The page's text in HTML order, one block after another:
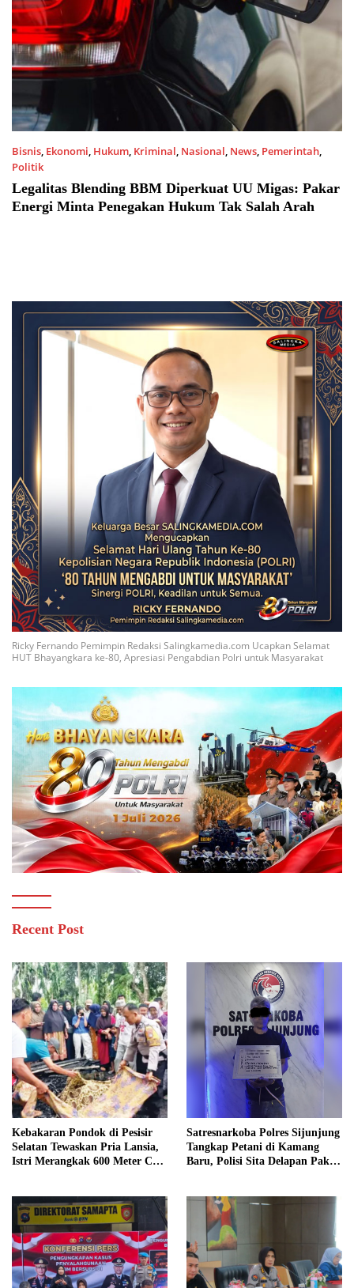
Bisnis, Ekonomi, Hukum, Kriminal, Nasional, News, Pemerintah,
Politik
20/04/2025 4:25 PM
Legalitas Blending BBM Diperkuat UU Migas: Pakar
Energi Minta Penegakan Hukum Tak Salah Arah
Ricky Fernando Pemimpin Redaksi Salingkamedia.com Ucapkan Selamat
HUT Bhayangkara ke-80, Apresiasi Pengabdian Polri untuk Masyarakat
Recent Post
Kebakaran Pondok di Pesisir
Selatan Tewaskan Pria Lansia,
Istri Merangkak 600 Meter Cari
Satresnarkoba Polres Sijunjung
Tangkap Petani di Kamang
Baru, Polisi Sita Delapan Paket